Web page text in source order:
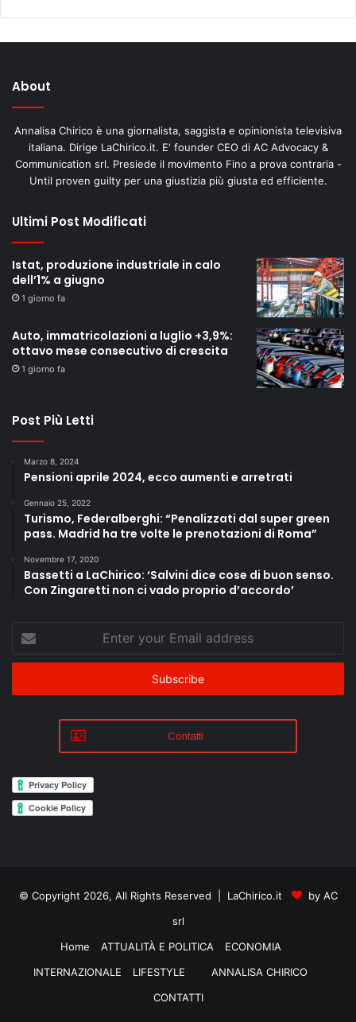
About
Annalisa Chirico è una giornalista, saggista e opinionista televisiva
italiana. Dirige LaChirico.it. E' founder CEO di AC Advocacy &
Communication srl. Presiede il movimento Fino a prova contraria -
Until proven guilty per una giustizia più giusta ed efficiente.
Ultimi Post Modificati
Istat, produzione industriale in calo
dell’1% a giugno
1 giorno fa
Auto, immatricolazioni a luglio +3,9%:
ottavo mese consecutivo di crescita
1 giorno fa
Post Più Letti
Marzo 8, 2024
Pensioni aprile 2024, ecco aumenti e arretrati
Gennaio 25, 2022
Turismo, Federalberghi: “Penalizzati dal super green
pass. Madrid ha tre volte le prenotazioni di Roma”
Novembre 17, 2020
Bassetti a LaChirico: ‘Salvini dice cose di buon senso.
Con Zingaretti non ci vado proprio d’accordo’
your
Email
Contatti
© Copyright 2026, All Rights Reserved | LaChirico.it
by AC
srl
Home
ATTUALITÀ E POLITICA
ECONOMIA
INTERNAZIONALE
LIFESTYLE
ANNALISA CHIRICO
CONTATTI